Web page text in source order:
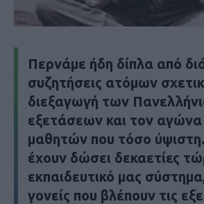
Περνάμε ήδη δίπλα από
συζητήσεις ατόμων
διεξαγωγή των
εξετάσεων και τον
μαθητών που τόσο
έχουν δώσει δεκαετίες
εκπαιδευτικό μας
γονείς που βλέπουν τις